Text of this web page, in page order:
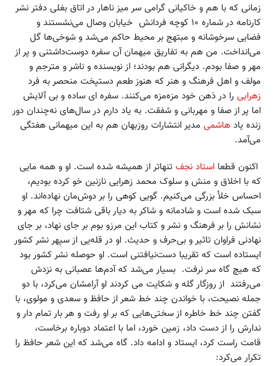
زمانی که با هم و خاکیانی گرامی سر میز ناهار در اتاق بغلی دفتر نشر
کارنامه در شماره ۱۰ کوچه فردانش خیابان وصال می‌نشستند و
فضایی سرخوشانه و مبتهج بر محیط حاکم می‌شد و شوخی‌ها گل
می‌انداخت. من هم به تفاریق ‌میهمان آن سفره دوست‌داشتنی و پر از
مهر و صفا بودم. دیگرانی هم بودند؛ از نویسنده و ناشر و مترجم و
مولف و اهل فرهنگ و هنر که هنوز طعم دستپخت منحصر به فرد
زهرایی را در ذهن خود مزه‌مزه می‌کنند. سفره ای ساده و بی آلایش
اما پر از صفا و مهربانی و شفقت. به یاد دارم در سال‌های نه‌چندان دور
زنده یاد هاشمی مدیر انتشارات روزبهان هم به این ‌میهمانی هفتگی
می‌آمد.
اکنون قطعا استاد نجف تنهاتر از همیشه شده است. او و همه مایی
که با اخلاق و منش و سلوک محمد زهرایی نازنین خو کرده بودیم،
احساس خلأ بزرگی می‌کنیم. گویی کوهی را بر دوش‌مان نهاده‌اند. او
سبک شده است و شادمانه و شاکر به دیار باقی شتافت چرا که مهر و
نشانش را بر فرهنگ و نشر و کتاب این مرزو بوم بر جای نهاد، بر جای
نهادنی فراوان تاثیر و بی‌حرف و حدیث. او در قله‌یی از سپهر نشر کشور
ایستاده است که تقریبا دست‌نیافتنی است. او حوصله نشر کشور بود
که هیچ گاه سر نرفت. بسیار می‌شد که آدم‌ها عصبانی به نزدش
می‌رفتند از روزگار گله و شکایت می کردند او آرامشان می‌کرد، با دو
جمله نصیحت، با خواندن چند خط شعر از حافظ و سعدی و مولوی، با
گفتن چند خط خاطره از سختی‌هایی که بر او رفت و هر بار تمام دار و
ندارش را از دست داد، زمین خورد، اما با اعتماد دوباره برخاست،
قامت راست کرد، ایستاد و ادامه داد. گاه می‌شد که این شعر حافظ را
تکرار می‌کرد: